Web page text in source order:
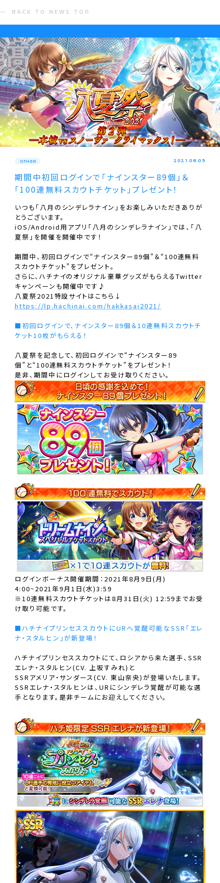
BACK TO NEWS TOP
OTHER 2021.08.09
期間中初回ログインで｢ナインスター89個｣＆
｢100連無料スカウトチケット｣プレゼント！
いつも「八月のシンデレラナイン」をお楽しみいただきありが
とうございます。
iOS/Android用アプリ「八月のシンデレラナイン」では、「八
夏祭」を開催を開催中です！
期間中、初回ログインで“ナインスター89個”＆“100連無料
スカウトチケット”をプレゼント。
さらに、ハチナイのオリジナル豪華グッズがもらえるTwitter
キャンペーンも開催中です♪
八夏祭2021特設サイトはこちら↓
https://lp.hachinai.com/hakkasai2021/
■初回ログインで、ナインスター89個＆10連無料スカウトチ
ケット10枚がもらえる！
八夏祭を記念して、初回ログインで“ナインスター89
個”と“100連無料スカウトチケット”をプレゼント！
是非、期間中にログインしてお受け取りください。
ログインボーナス開催期間：2021年8月9日(月)
4:00~2021年9月1日(水)3:59
※10連無料スカウトチケットは8月31日(火) 12:59までお受
け取り可能です。
■ハチナイプリンセススカウトにURへ覚醒可能なSSR「エレ
ナ・スタルヒン」が新登場！
ハチナイプリンセススカウトにて、ロシアから来た選手、SSR
エレナ・スタルヒン(CV. 上坂すみれ)と
SSRアメリア・サンダース(CV. 東山奈央)が登場いたします。
SSRエレナ・スタルヒンは、URにシンデレラ覚醒が可能な選
手となります。是非チームにお迎えしてください。